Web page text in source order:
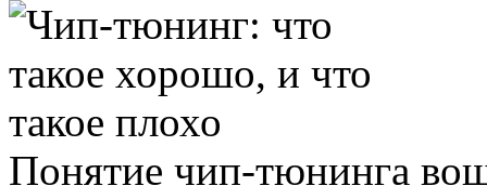
Понятие чип-тюнинга